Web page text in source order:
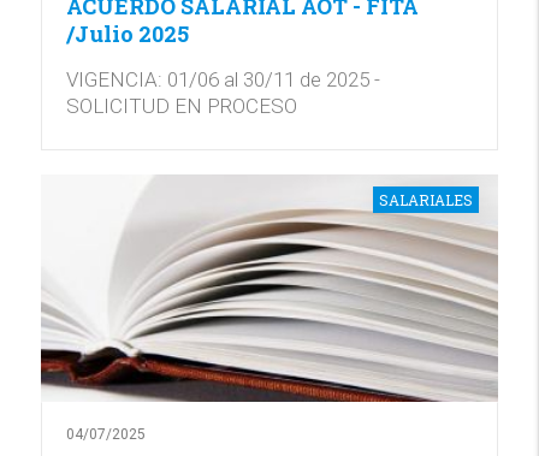
ACUERDO SALARIAL AOT - FITA
/Julio 2025
VIGENCIA: 01/06 al 30/11 de 2025 -
SOLICITUD EN PROCESO
SALARIALES
04/07/2025